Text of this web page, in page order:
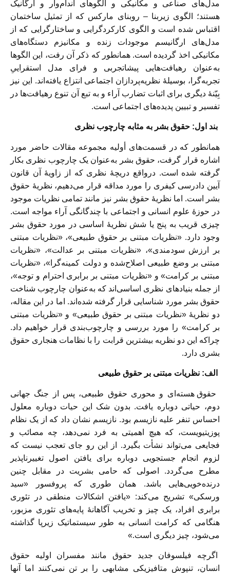
مدل‌های صناعی و مکانیکی و الگو‌های اندام‌وار و ارگانیک
هستند؛ الگوی زیربنا – روبنای مارکس که از تمثیل ساختمان
اقتباس شده است و الگوی کارکردگرایی و ساختارگرایی که از
مدل‌های ارگانیسم موجودات زنده و مکانیزم دستگاه‌های
مکانیکی اخذ گردیده است. همانطور که ذکر آن رفت، این الگو‌ها
به‌عنوان رهیافت‌هایی پیشاتجربی و فرای مدل استقراییِ
تجربه‌گرا، بوسیلۀ نظریه‌پردازان اجتماعی انتزاع یافته‌اند. این نیز
بِیّنۀ دیگری برای اثبات تضارب آراء و به تبع آن تنوع رهیافت‌ها در
تفسیر و تبیین پدیده‌های اجتماعی است.
بند اول: حقوق بشر به مثابه چارچوب نظری
همانطور که در قسمت‌های أوليه مجموعه مقالات حاضر مورد
اشاره قرار گرفت، حقوق بشر به‌عنوان یک چارچوب نظری بکار
گرفته شده است. درواقع دریچۀ نظری که از زاویۀ آن قانون
آیین دادرسی کیفری را مورد مداقه قرار می‌دهیم، نظریۀ حقوق
بشر است. اما نظریۀ حقوق بشر نیز مانند تمامی نظریات موجود
در حوزۀ علوم انسانی و اجتماعی با چندگانگی آراء مواجه است.
چیزی قریب به پنج یا شش نظریۀ اساسی در مورد حقوق بشر
وجود دارد. «نظریات مبتنی بر حقوق طبیعی»، «نظریات مبتنی
بر ارزش سودمندی»، «نظریات مبتنی بر عدالت»، «نظریات
مبتنی بر وضع طبیعی اصلاح‌شده و دولت کمینه‌گرا»، «نظریات
مبتنی بر کرامت» و «نظریات مبتنی بر برابری احترام و توجه»،
از جمله بنیادهای نظری اساسی‌اند که به‌عنوان چارچوب شناخت
حقوق بشر مورد شناسایی قرار گرفته شده‌اند. اما در این مقاله،
دو نظریۀ «نظریات مبتنی بر حقوق طبیعی» و «نظریات مبتنی
بر کرامت» را مورد بررسی و چارچوب‌بندی قرار خواهیم داد.
چراکه این دو نظریه بیشترین قرابت را با نظامات هنجاری حقوق
بشری دارد.
الف: نظریات مبتنی بر حقوق طبیعی
حقوق هسته‌ای و محوری حقوق طبیعی، پس از جنگ جهانی
دوم، حیاتی دوباره یافت. بدون شک این حیات دوباره معلول
احساس تنفر علیه نازیسم بود. نازیسم نشان داد که از یک نظام
پوزیتیویست، که هیچ اهمیتی به فرد نمی‌دهد، چه مصائب و
فجایعی می‌تواند نشأت بگیرد. از این رو جای تعجب نیست که
لزوم انجام جستجویی دوباره برای یافتن اصول تغییرناپذیر
مطرح می‌گردد. اصولی که حامی بشریت در مقابل چنین
درنده‌خویی‌هایی باشد. همان طوری که پروفسور «سید
ورسکی» تشریح می‌کند: «یافتن اشکالات منطقی در تئوری
برابری افراد، یک چیز و تخریب آگاهانۀ پایه‌های تئوری مزبور،
هنگامی که کرامت انسانی به طور سیستماتیک زیرپا گذاشته
می‌شود، چیز دیگری است.»
اگرچه فیلسوفان جدید حقوق مانند مفسران اولیه حقوق
انسان، تنپوش متافیزیکی مشابهی را بر تن نمی‌کنند اما آنها